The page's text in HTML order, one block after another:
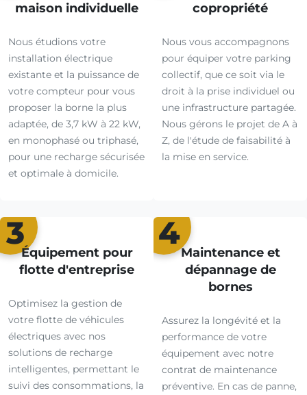
maison individuelle
Nous étudions votre
installation électrique
existante et la puissance de
votre compteur pour vous
proposer la borne la plus
adaptée, de 3,7 kW à 22 kW,
en monophasé ou triphasé,
pour une recharge sécurisée
et optimale à domicile.
copropriété
Nous vous accompagnons
pour équiper votre parking
collectif, que ce soit via le
droit à la prise individuel ou
une infrastructure partagée.
Nous gérons le projet de A à
Z, de l'étude de faisabilité à
la mise en service.
3
Équipement pour
flotte d'entreprise
Optimisez la gestion de
votre flotte de véhicules
électriques avec nos
solutions de recharge
intelligentes, permettant le
suivi des consommations, la
4
Maintenance et
dépannage de
bornes
Assurez la longévité et la
performance de votre
équipement avec notre
contrat de maintenance
préventive. En cas de panne,